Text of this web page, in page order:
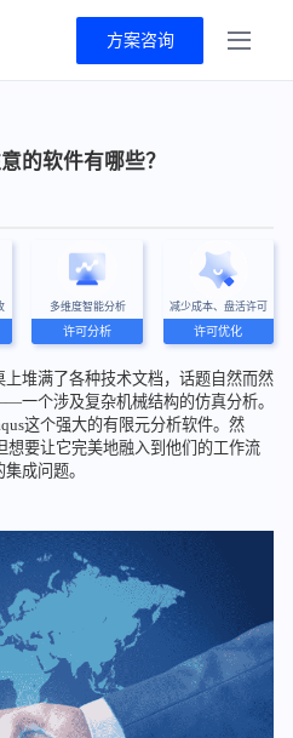
方案咨询
的软件有哪些？
多维度智能分析
许可分析
减少成本、盘活许可
许可优化
堆满了各种技术文档，话题自然而然
一个涉及复杂机械结构的仿真分析。
这个强大的有限元分析软件。然
想要让它完美地融入到他们的工作流
成问题。